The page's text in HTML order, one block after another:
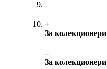
+
За колекционери
‒
За колекционери